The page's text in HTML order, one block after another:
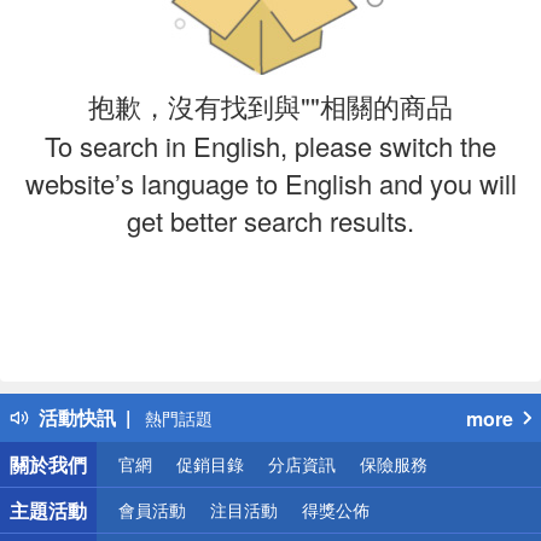
抱歉，沒有找到與""相關的商品
To search in English, please switch the
website’s language to English and you will
get better search results.
活動快訊
得獎公告
熱門話題
銀行優惠
偏遠地區配送
詐騙網頁！請小心！
more
關於我們
官網 促銷目錄 分店資訊 保險服務
主題活動 會員活動 注目活動 得獎公佈